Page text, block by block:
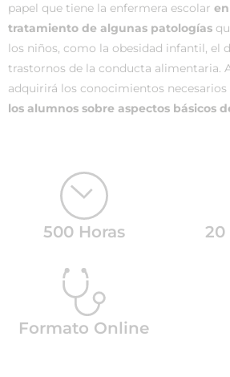
papel que tiene la enfermera escolar
tratamiento de algunas patologías
los niños, como la obesidad infantil, el
trastornos de la conducta alimentaria.
adquirirá los conocimientos necesarios
los alumnos sobre aspectos básicos
500 Horas 20
Formato Online